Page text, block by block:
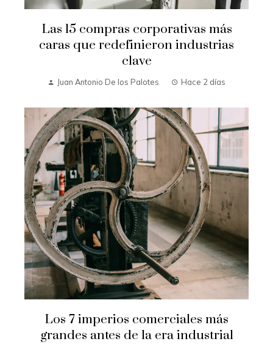
Las 15 compras corporativas más
caras que redefinieron industrias
clave
Juan Antonio De los Palotes Hace 2 días
Los 7 imperios comerciales más
grandes antes de la era industrial